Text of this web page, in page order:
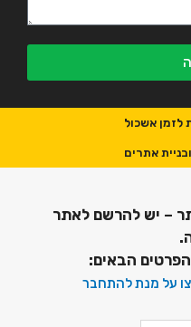
לזמן אשכול
– יש להרשם לאתר
הבאים:
על מנת להתחבר